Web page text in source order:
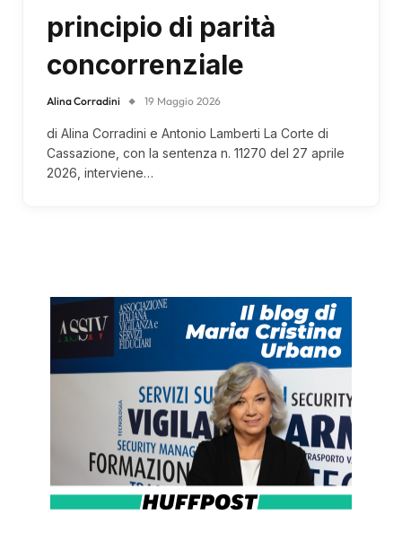
principio di parità
concorrenziale
Alina Corradini 19 Maggio 2026
di Alina Corradini e Antonio Lamberti La Corte di
Cassazione, con la sentenza n. 11270 del 27 aprile
2026, interviene…